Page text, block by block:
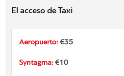
El acceso de Taxi
Aeropuerto: €35
Syntagma: €10